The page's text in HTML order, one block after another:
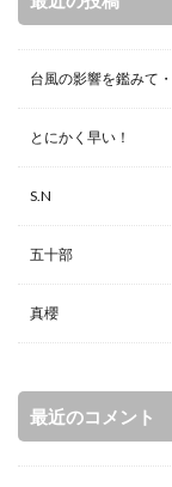
台風の影響を鑑みて・
とにかく早い！
S.N
五十部
真櫻
最近のコメント